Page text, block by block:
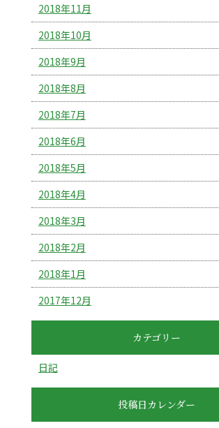
2018年11月
2018年10月
2018年9月
2018年8月
2018年7月
2018年6月
2018年5月
2018年4月
2018年3月
2018年2月
2018年1月
2017年12月
カテゴリー
日記
投稿日カレンダー